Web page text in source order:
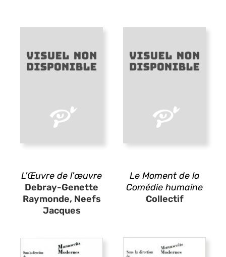
L'Œuvre de l'œuvre
Debray-Genette
Raymonde, Neefs
Jacques
Le Moment de la
Comédie humaine
Collectif